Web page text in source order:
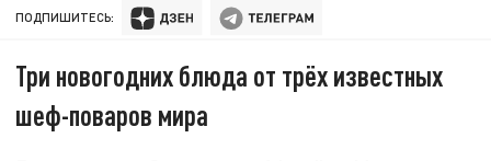
ПОДПИШИТЕСЬ:
Три новогодних блюда от трёх известных
шеф-поваров мира